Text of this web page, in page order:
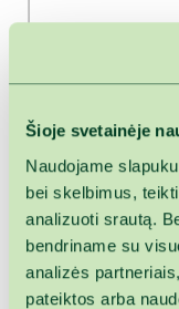
Šioje svetainėje
Naudojame
bei skelbimus,
analizuoti srautą.
bendriname su
analizės
pateiktos arba